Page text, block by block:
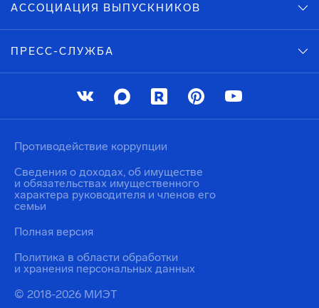
АССОЦИАЦИЯ ВЫПУСКНИКОВ
ПРЕСС-СЛУЖБА
© 2018-2026 МИЭТ
Политика в области обработки
и хранения персональных данных
Противодействие коррупции
Сведения о доходах, об имуществе
и обязательствах имущественного
характера руководителя и членов его
семьи
Полная версия